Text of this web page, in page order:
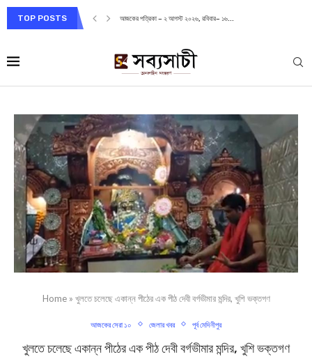
TOP POSTS আজকের পত্রিকা – ২ আগস্ট ২০২৬, রবিবার– ১৬...
Home» খুলতে চলেছে একান্ন পীঠের এক পীঠ দেবী বর্গভীমার মন্দির, খুশি ভক্তগণ
আজকের সেরা ১০ জেলার খবর পূর্ব মেদিনীপুর
খুলতে চলেছে একান্ন পীঠের এক পীঠ দেবী বর্গভীমার মন্দির, খুশি ভক্তগণ